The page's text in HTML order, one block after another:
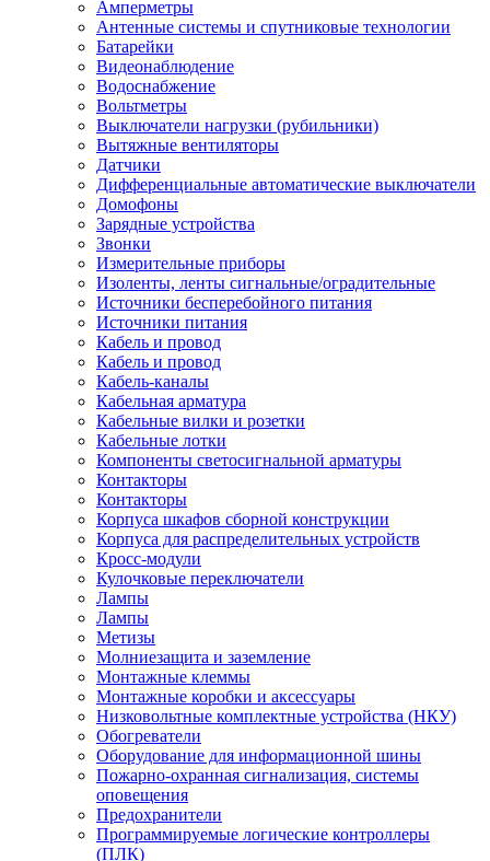
Амперметры
Антенные системы и спутниковые технологии
Батарейки
Видеонаблюдение
Водоснабжение
Вольтметры
Выключатели нагрузки (рубильники)
Вытяжные вентиляторы
Датчики
Дифференциальные автоматические выключатели
Домофоны
Зарядные устройства
Звонки
Измерительные приборы
Изоленты, ленты сигнальные/оградительные
Источники бесперебойного питания
Источники питания
Кабель и провод
Кабель и провод
Кабель-каналы
Кабельная арматура
Кабельные вилки и розетки
Кабельные лотки
Компоненты светосигнальной арматуры
Контакторы
Контакторы
Корпуса шкафов сборной конструкции
Корпуса для распределительных устройств
Кросс-модули
Кулочковые переключатели
Лампы
Лампы
Метизы
Молниезащита и заземление
Монтажные клеммы
Монтажные коробки и аксессуары
Низковольтные комплектные устройства (НКУ)
Обогреватели
Оборудование для информационной шины
Пожарно-охранная сигнализация, системы
оповещения
Предохранители
Программируемые логические контроллеры
(ПЛК)